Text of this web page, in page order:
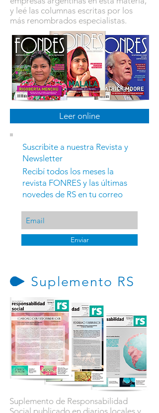
y leé las columnas escritas por los
más renombrados especialistas.
Leer online
Suscribite a nuestra Revista y
Newsletter
Recibí todos los meses la
revista FONRES y las últimas
novedes de RS en tu correo
Enviar
Suplemento RS
Suplemento de Responsabilidad
Social publicado en diarios locales y